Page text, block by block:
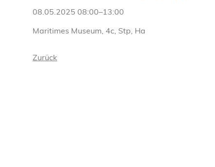
08.05.2025 08:00–13:00
Maritimes Museum, 4c, Stp, Ha
Zurück